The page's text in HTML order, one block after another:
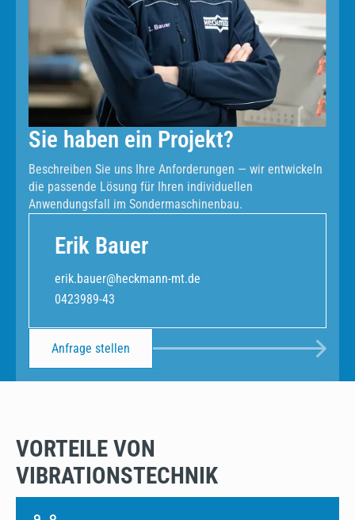
Sie haben ein Projekt?
Beschreiben Sie uns Ihre Anforderungen — wir entwickeln
die passende Lösung für Ihren individuellen
Anwendungsfall im Sondermaschinenbau.
Erik Bauer
erik.bauer@heckmann-mt.de
0423989-43
Anfrage stellen
VORTEILE VON
VIBRATIONSTECHNIK